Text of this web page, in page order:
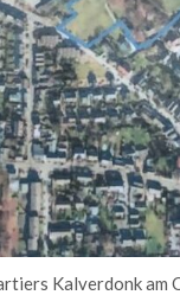
Kalverdonk